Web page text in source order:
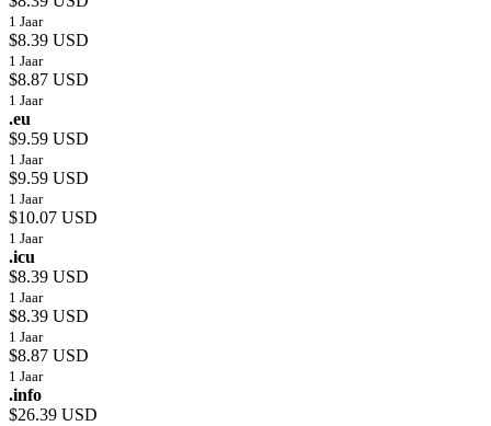
1 Jaar
$8.39 USD
1 Jaar
$8.87 USD
1 Jaar
.eu
$9.59 USD
1 Jaar
$9.59 USD
1 Jaar
$10.07 USD
1 Jaar
.icu
$8.39 USD
1 Jaar
$8.39 USD
1 Jaar
$8.87 USD
1 Jaar
.info
$26.39 USD